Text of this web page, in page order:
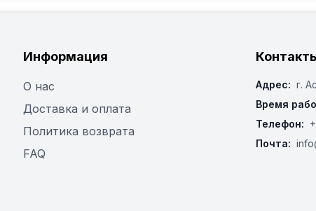
Информация
О нас
Доставка и оплата
Политика возврата
FAQ
Адрес: г.
Время
Телефон:
Почта: